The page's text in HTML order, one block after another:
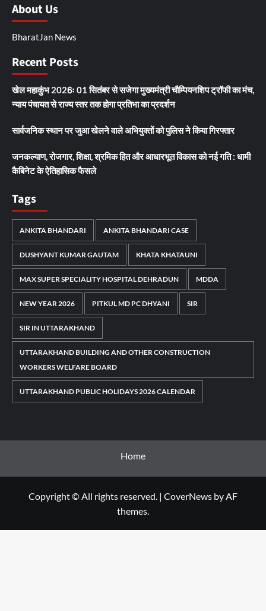
About Us
BharatJan News
Recent Posts
खेल महाकुंभ 2026ः 01 सितंबर से सजेगा मुख्यमंत्री चौम्पियनशिप ट्रॉफी का मंच,
न्याय पंचायत से राज्य स्तर तक होगा प्रतिभा का प्रदर्शन
सार्वजनिक स्थान पर जुआ खेलने वाले अभियुक्तों को पुलिस ने किया गिरफ्तार
जनकल्याण, रोजगार, शिक्षा, श्रमिक हित और आधारभूत विकास को नई गति : धामी
कैबिनेट के ऐतिहासिक फैसले
Tags
ANKITA BHANDARI ANKITA BHANDARI CASE
DUSHYANT KUMAR GAUTAM KHATA KHATAUNI
MAX SUPER SPECIALITY HOSPITAL DEHRADUN MDDA
NEW YEAR 2026 PITKUL MD PC DHYANI SIR
SIR IN UTTARAKHAND
UTTARAKHAND BUILDING AND OTHER CONSTRUCTION
WORKERS WELFARE BOARD
UTTARAKHAND PUBLIC HOLIDAYS 2026 CALENDAR
Home
Copyright © All rights reserved. | CoverNews by AF
themes.